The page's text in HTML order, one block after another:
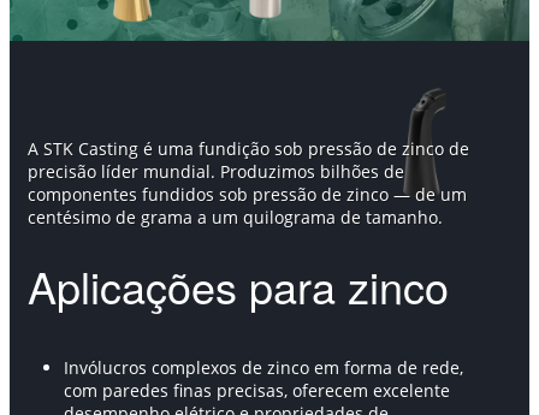
A STK Casting é uma fundição sob pressão de zinco de
precisão líder mundial. Produzimos bilhões de
componentes fundidos sob pressão de zinco — de um
centésimo de grama a um quilograma de tamanho.
Aplicações para zinco
Invólucros complexos de zinco em forma de rede,
com paredes finas precisas, oferecem excelente